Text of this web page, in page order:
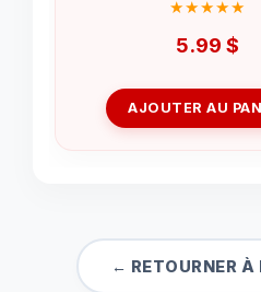
5.99 $
AJOUTER AU
← RETOURNER